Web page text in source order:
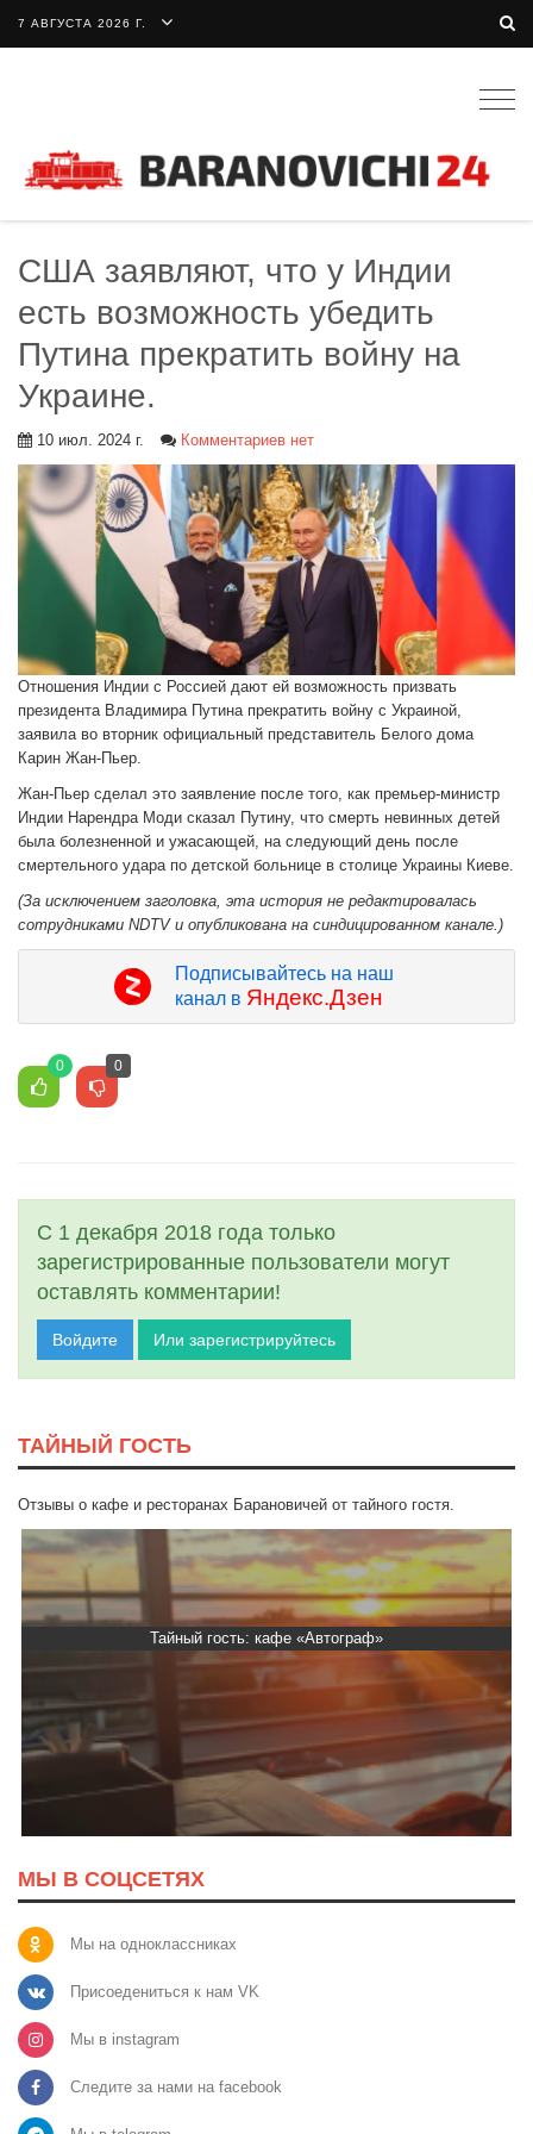
7 АВГУСТА 2026 Г.
США заявляют, что у Индии
есть возможность убедить
Путина прекратить войну на
Украине.
10 июл. 2024 г. Комментариев нет
Отношения Индии с Россией дают ей возможность призвать
президента Владимира Путина прекратить войну с Украиной,
заявила во вторник официальный представитель Белого дома
Карин Жан-Пьер.
Жан-Пьер сделал это заявление после того, как премьер-министр
Индии Нарендра Моди сказал Путину, что смерть невинных детей
была болезненной и ужасающей, на следующий день после
смертельного удара по детской больнице в столице Украины Киеве.
(За исключением заголовка, эта история не редактировалась
сотрудниками NDTV и опубликована на синдицированном канале.)
Подписывайтесь на наш
канал в Яндекс.Дзен
0 0
С 1 декабря 2018 года только
зарегистрированные пользователи могут
оставлять комментарии!
Войдите Или зарегистрируйтесь
ТАЙНЫЙ ГОСТЬ
Отзывы о кафе и ресторанах Барановичей от тайного гостя.
Тайный гость: кафе «Автограф»
МЫ В СОЦСЕТЯХ
Мы на одноклассниках
Присоедениться к нам VK
Мы в instagram
Следите за нами на facebook